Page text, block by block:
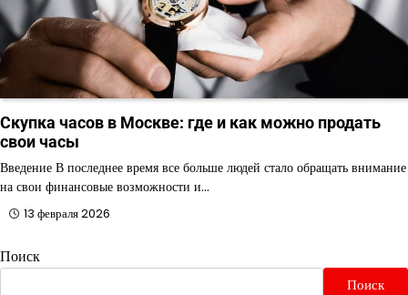
Скупка часов в Москве: где и как можно продать
свои часы
Введение В последнее время все больше людей стало обращать внимание
на свои финансовые возможности и…
13 февраля 2026
Поиск
Поиск